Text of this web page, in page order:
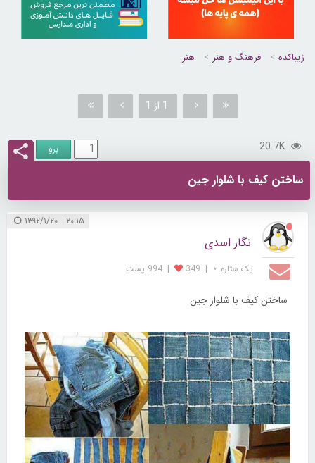
زیباکده فرهنگ و هنر هنر
1 از 1
20.7K
ساختن کیف با شلوار جین
۲۰:۱۵ ۱۳۹۲/۱/۲۰
نگار اسدی
یک ستاره ⋆ |
349
| 994 پست
ساختن کیف با شلوار جین